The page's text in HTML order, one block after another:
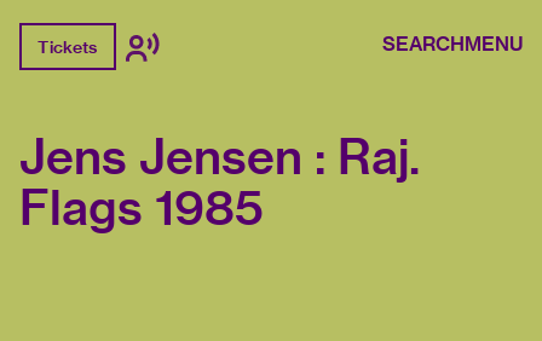
Tickets SEARCHMENU
Jens Jensen : Raj.
Flags 1985